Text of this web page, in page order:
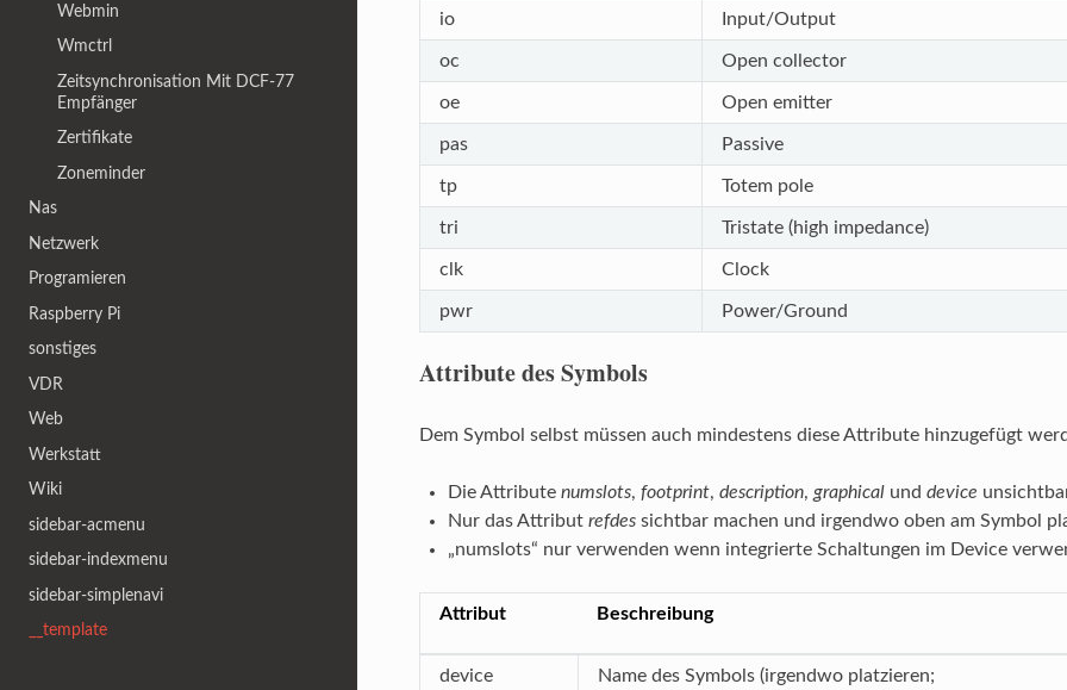
io Input/Output
oc Open collector
oe Open emitter
pas Passive
tp Totem pole
tri Tristate (high impedance)
clk Clock
pwr Power/Ground
Attribute des Symbols
Dem Symbol selbst müssen auch mindestens diese Attribute hinzugefügt
Die Attribute numslots, footprint, description, graphicalund device
Nur das Attribut refdessichtbar machen und irgendwo oben am Symbol
„numslots“ nur verwenden wenn integrierte Schaltungen im Device
Attribut Beschreibung
device
Name des Symbols (irgendwo platzieren;
Webmin
Wmctrl
Zeitsynchronisation Mit DCF-77
Empfänger
Zertifikate
Zoneminder
Nas
Netzwerk
Programieren
Raspberry Pi
sonstiges
VDR
Web
Werkstatt
Wiki
sidebar-acmenu
sidebar-indexmenu
sidebar-simplenavi
__template